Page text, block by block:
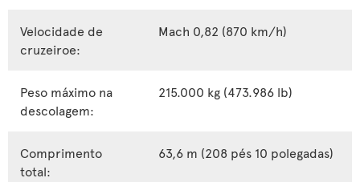
Velocidade de
cruzeiroe:
Mach 0,82 (870 km/h)
Peso máximo na
descolagem:
215.000 kg (473.986 lb)
Comprimento
total:
63,6 m (208 pés 10 polegadas)